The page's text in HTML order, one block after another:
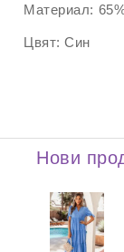
Материал:
Цвят: Син
Нови